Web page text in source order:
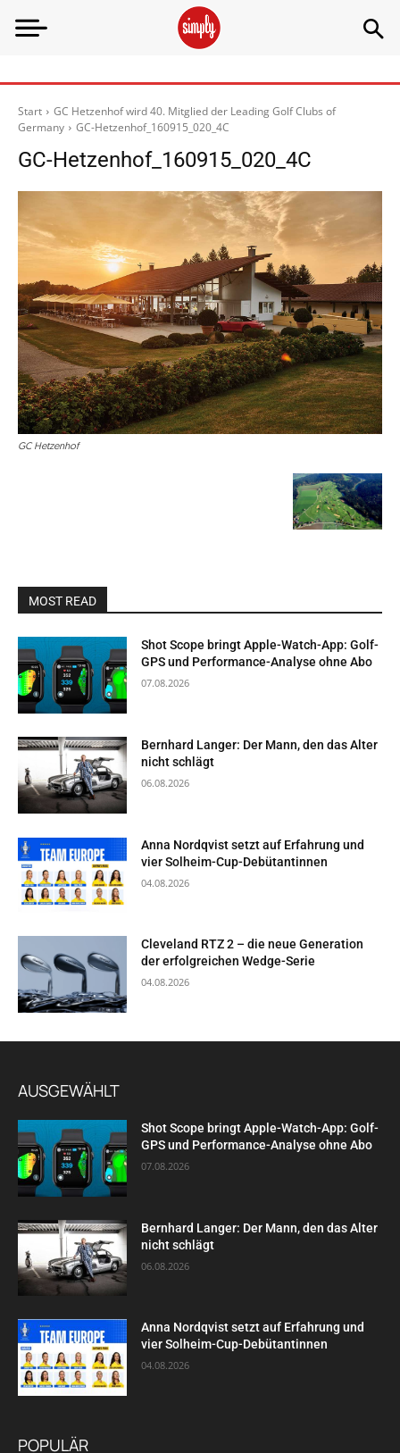
Start
GC Hetzenhof wird 40. Mitglied der Leading Golf Clubs of
Germany
GC-Hetzenhof_160915_020_4C
GC-Hetzenhof_160915_020_4C
GC Hetzenhof
MOST READ
Shot Scope bringt Apple-Watch-App: Golf-
GPS und Performance-Analyse ohne Abo
07.08.2026
Bernhard Langer: Der Mann, den das Alter
nicht schlägt
06.08.2026
Anna Nordqvist setzt auf Erfahrung und
vier Solheim-Cup-Debütantinnen
04.08.2026
Cleveland RTZ 2 – die neue Generation
der erfolgreichen Wedge-Serie
04.08.2026
AUSGEWÄHLT
Shot Scope bringt Apple-Watch-App: Golf-
GPS und Performance-Analyse ohne Abo
07.08.2026
Bernhard Langer: Der Mann, den das Alter
nicht schlägt
06.08.2026
Anna Nordqvist setzt auf Erfahrung und
vier Solheim-Cup-Debütantinnen
04.08.2026
POPULÄR